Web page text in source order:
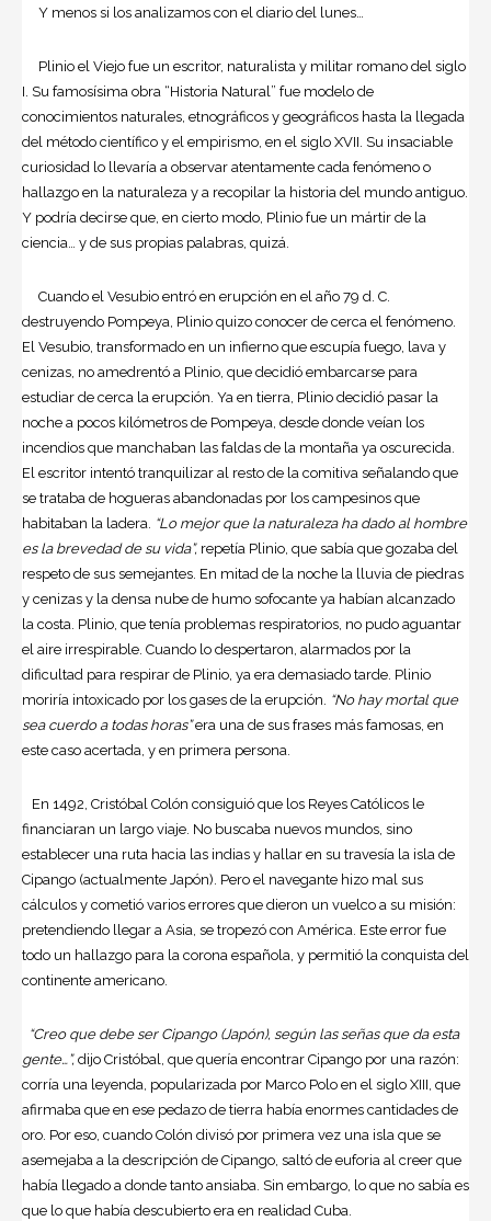
Y menos si los analizamos con el diario del lunes…
Plinio el Viejo fue un escritor, naturalista y militar romano del siglo
I. Su famosísima obra “Historia Natural” fue modelo de
conocimientos naturales, etnográficos y geográficos hasta la llegada
del método científico y el empirismo, en el siglo XVII. Su insaciable
curiosidad lo llevaría a observar atentamente cada fenómeno o
hallazgo en la naturaleza y a recopilar la historia del mundo antiguo.
Y podría decirse que, en cierto modo, Plinio fue un mártir de la
ciencia… y de sus propias palabras, quizá.
Cuando el Vesubio entró en erupción en el año 79 d. C.
destruyendo Pompeya, Plinio quizo conocer de cerca el fenómeno.
El Vesubio, transformado en un infierno que escupía fuego, lava y
cenizas, no amedrentó a Plinio, que decidió embarcarse para
estudiar de cerca la erupción. Ya en tierra, Plinio decidió pasar la
noche a pocos kilómetros de Pompeya, desde donde veían los
incendios que manchaban las faldas de la montaña ya oscurecida.
El escritor intentó tranquilizar al resto de la comitiva señalando que
se trataba de hogueras abandonadas por los campesinos que
habitaban la ladera. “Lo mejor que la naturaleza ha dado al hombre
es la brevedad de su vida”, repetía Plinio, que sabía que gozaba del
respeto de sus semejantes. En mitad de la noche la lluvia de piedras
y cenizas y la densa nube de humo sofocante ya habían alcanzado
la costa. Plinio, que tenía problemas respiratorios, no pudo aguantar
el aire irrespirable. Cuando lo despertaron, alarmados por la
dificultad para respirar de Plinio, ya era demasiado tarde. Plinio
moriría intoxicado por los gases de la erupción. “No hay mortal que
sea cuerdo a todas horas”era una de sus frases más famosas, en
este caso acertada, y en primera persona.
En 1492, Cristóbal Colón consiguió que los Reyes Católicos le
financiaran un largo viaje. No buscaba nuevos mundos, sino
establecer una ruta hacia las indias y hallar en su travesía la isla de
Cipango (actualmente Japón). Pero el navegante hizo mal sus
cálculos y cometió varios errores que dieron un vuelco a su misión:
pretendiendo llegar a Asia, se tropezó con América. Este error fue
todo un hallazgo para la corona española, y permitió la conquista del
continente americano.
“Creo que debe ser Cipango (Japón), según las señas que da esta
gente…”, dijo Cristóbal, que quería encontrar Cipango por una razón:
corría una leyenda, popularizada por Marco Polo en el siglo XIII, que
afirmaba que en ese pedazo de tierra había enormes cantidades de
oro. Por eso, cuando Colón divisó por primera vez una isla que se
asemejaba a la descripción de Cipango, saltó de euforia al creer que
había llegado a donde tanto ansiaba. Sin embargo, lo que no sabía es
que lo que había descubierto era en realidad Cuba.